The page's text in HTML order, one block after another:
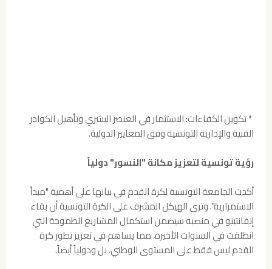
* تكوين الكفاءات: الاستثمار في العنصر البشري وتأهيل الكوادر
الفنية والإدارية التونسية وفق المعايير الدولية.
رؤية تونسية لتعزيز مكانة "النسور" دولياً
أكدت الجامعة التونسية لكرة القدم في بيانها على أهمية "مبدأ
الاستمرارية". وترى الهيكل المشرف على الكرة التونسية أن بقاء
إنفانتينو في منصبه سيضمن استكمال المشاريع الطموحة التي
انطلقت في السنوات الأخيرة، مما يساهم في تعزيز تطور كرة
القدم ليس فقط على المستوى الوطني، بل ودولياً أيضاً.